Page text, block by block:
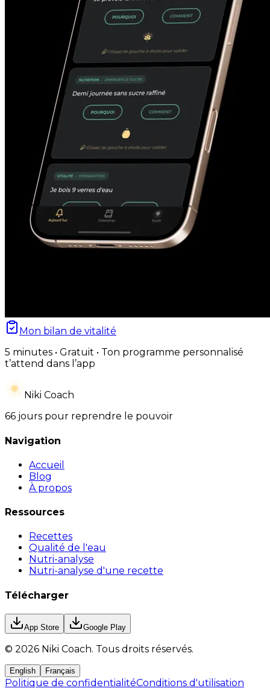
Mon bilan de vitalité
5 minutes • Gratuit • Ton programme personnalisé
t’attend dans l’app
Niki Coach
66 jours pour reprendre le pouvoir
Navigation
Accueil
Blog
À propos
Ressources
Recettes
Qualité de l'eau
Nutri-analyse
Nutri-analyse d'une recette
Télécharger
App Store Google Play
© 2026 Niki Coach. Tous droits réservés.
English Français
Politique de confidentialitéConditions d'utilisation